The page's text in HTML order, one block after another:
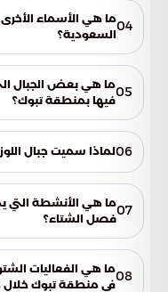
04ما هي الأسماء
السعودية؟
05ما هي بعض الجبال
فيها بمنطقة تبوك؟
الكثيف فيها.06لماذا سميت جبال
07ما هي الأنشطة التي
فصل الشتاء؟
الجبال المكسوة بالثلوج.
08ما هي الفعاليات
في منطقة تبوك خلال